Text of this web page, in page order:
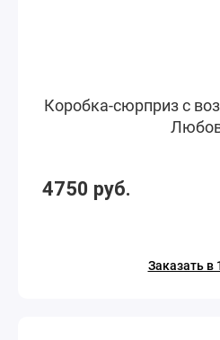
Коробка-сюрприз с
4750 руб.
Заказать в